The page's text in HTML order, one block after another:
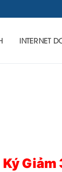
INTERNET
Giảm